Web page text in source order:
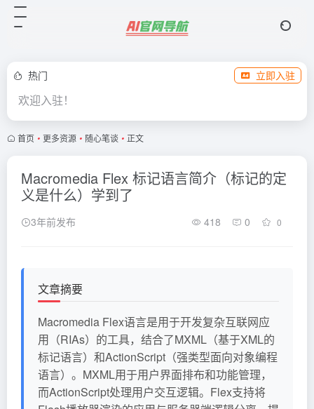
热门 立即入驻
欢迎入驻！
首页 • 更多资源 • 随心笔谈 • 正文
Macromedia Flex 标记语言简介（标记的定
义是什么）学到了
3年前发布 418 0 0
文章摘要
Macromedia Flex语言是用于开发复杂互联网应
用（RIAs）的工具，结合了MXML（基于XML的
标记语言）和ActionScript（强类型面向对象编程
语言）。MXML用于用户界面排布和功能管理，
而ActionScript处理用户交互逻辑。Flex支持将